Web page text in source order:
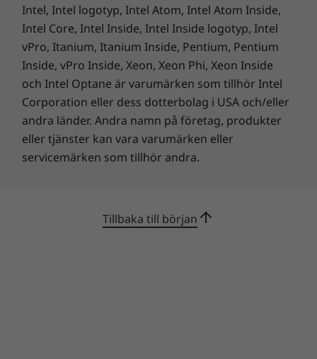
Intel, Intel logotyp, Intel Atom, Intel Atom Inside,
Intel Core, Intel Inside, Intel Inside logotyp, Intel
vPro, Itanium, Itanium Inside, Pentium, Pentium
Inside, vPro Inside, Xeon, Xeon Phi, Xeon Inside
och Intel Optane är varumärken som tillhör Intel
Corporation eller dess dotterbolag i USA och/eller
andra länder. Andra namn på företag, produkter
eller tjänster kan vara varumärken eller
servicemärken som tillhör andra.
Tillbaka till början